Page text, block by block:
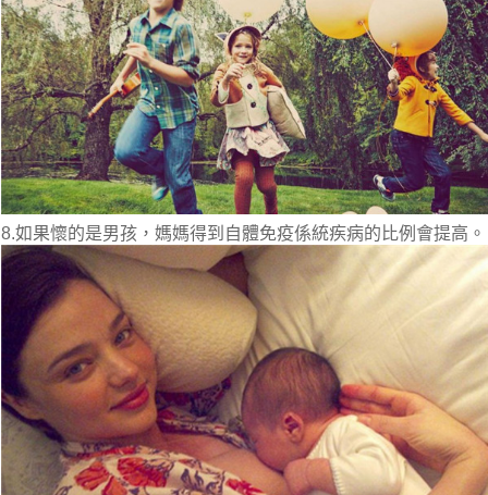
8.如果懷的是男孩，媽媽得到自體免疫係統疾病的比例會提高。